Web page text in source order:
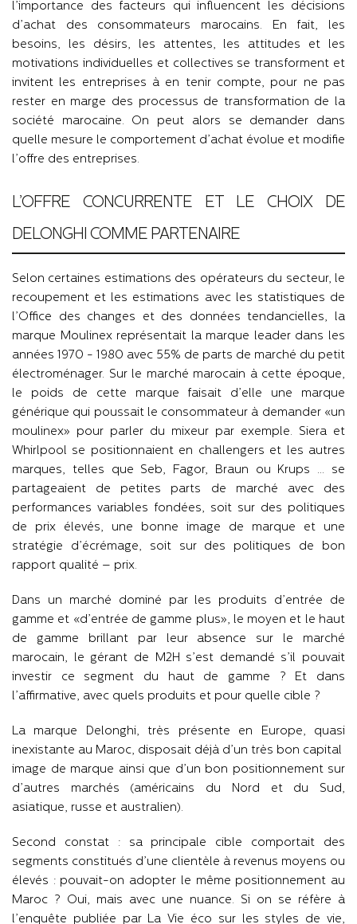
l’importance des facteurs qui influencent les décisions
d’achat des consommateurs marocains. En fait, les
besoins, les désirs, les attentes, les attitudes et les
motivations individuelles et collectives se transforment et
invitent les entreprises à en tenir compte, pour ne pas
rester en marge des processus de transformation de la
société marocaine. On peut alors se demander dans
quelle mesure le comportement d’achat évolue et modifie
l’offre des entreprises.
L’OFFRE CONCURRENTE ET LE CHOIX DE
DELONGHI COMME PARTENAIRE
Selon certaines estimations des opérateurs du secteur, le
recoupement et les estimations avec les statistiques de
l’Office des changes et des données tendancielles, la
marque Moulinex représentait la marque leader dans les
années 1970 - 1980 avec 55% de parts de marché du petit
électroménager. Sur le marché marocain à cette époque,
le poids de cette marque faisait d’elle une marque
générique qui poussait le consommateur à demander «un
moulinex» pour parler du mixeur par exemple. Siera et
Whirlpool se positionnaient en challengers et les autres
marques, telles que Seb, Fagor, Braun ou Krups … se
partageaient de petites parts de marché avec des
performances variables fondées, soit sur des politiques
de prix élevés, une bonne image de marque et une
stratégie d’écrémage, soit sur des politiques de bon
rapport qualité – prix.
Dans un marché dominé par les produits d’entrée de
gamme et «d’entrée de gamme plus», le moyen et le haut
de gamme brillant par leur absence sur le marché
marocain, le gérant de M2H s’est demandé s’il pouvait
investir ce segment du haut de gamme ? Et dans
l’affirmative, avec quels produits et pour quelle cible ?
La marque Delonghi, très présente en Europe, quasi
inexistante au Maroc, disposait déjà d’un très bon capital
image de marque ainsi que d’un bon positionnement sur
d’autres marchés (américains du Nord et du Sud,
asiatique, russe et australien).
Second constat : sa principale cible comportait des
segments constitués d’une clientèle à revenus moyens ou
élevés : pouvait-on adopter le même positionnement au
Maroc ? Oui, mais avec une nuance. Si on se réfère à
l’enquête publiée par La Vie éco sur les styles de vie,